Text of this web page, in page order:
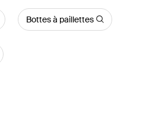
Bottes à paillettes